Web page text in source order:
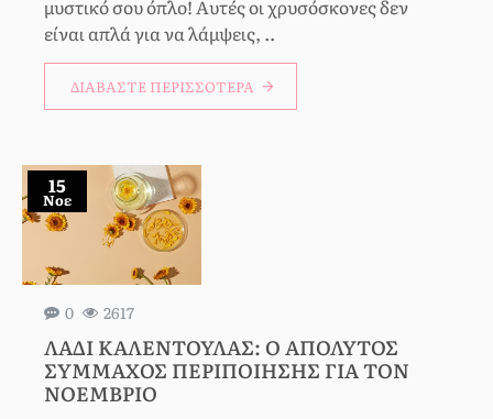
μυστικό σου όπλο! Αυτές οι χρυσόσκονες δεν
είναι απλά για να λάμψεις, ..
ΔΙΑΒΆΣΤΕ ΠΕΡΙΣΣΌΤΕΡΑ
15
Νοε
0 2617
ΛΆΔΙ ΚΑΛΈΝΤΟΥΛΑΣ: Ο ΑΠΌΛΥΤΟΣ
ΣΎΜΜΑΧΟΣ ΠΕΡΙΠΟΊΗΣΗΣ ΓΙΑ ΤΟΝ
ΝΟΈΜΒΡΙΟ